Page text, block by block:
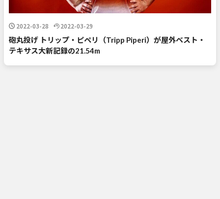
2022-03-28 2022-03-29
砲丸投げ トリップ・ピペリ（Tripp Piperi）が屋外ベスト・
テキサス大新記録の21.54m